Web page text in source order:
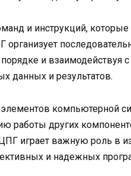
и инструкций, которые
и взаимодействуя
данных и результатов.
компьютерной
работы других
играет важную роль в
и надежных